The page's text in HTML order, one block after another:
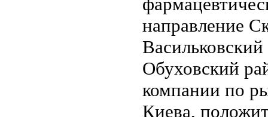
направление
Обуховский
компании по
Киева,